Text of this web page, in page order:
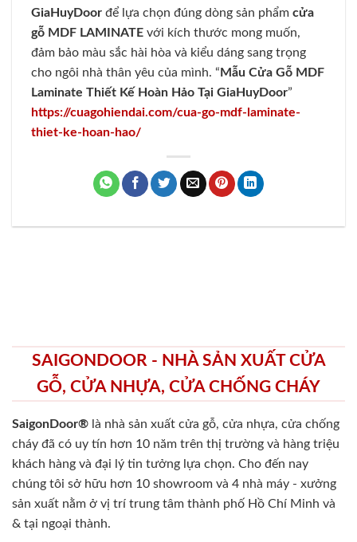
GiaHuyDoor để lựa chọn đúng dòng sản phẩm cửa
gỗ MDF LAMINATE với kích thước mong muốn,
đảm bảo màu sắc hài hòa và kiểu dáng sang trọng
cho ngôi nhà thân yêu của mình. “ Mẫu Cửa Gỗ MDF
Laminate Thiết Kế Hoàn Hảo Tại GiaHuyDoor”
https://cuagohiendai.com/cua-go-mdf-laminate-
thiet-ke-hoan-hao/
SAIGONDOOR - NHÀ SẢN XUẤT CỬA
GỖ, CỬA NHỰA, CỬA CHỐNG CHÁY
SaigonDoor® là nhà sản xuất cửa gỗ, cửa nhựa, cửa chống
cháy đã có uy tín hơn 10 năm trên thị trường và hàng triệu
khách hàng và đại lý tin tưởng lựa chọn. Cho đến nay
chúng tôi sở hữu hơn 10 showroom và 4 nhà máy - xưởng
sản xuất nằm ở vị trí trung tâm thành phố Hồ Chí Minh và
& tại ngoại thành.